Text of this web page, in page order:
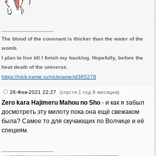
)
The blood of the covenant is thicker than the water of the
womb.
I plan to live till I finish my backlog. Hopefully, before the
heat death of the universe.
https://nick-name.ru/nickname/id365278
26-Фев-2021 22:27 (спустя 1 год 8 месяцев)
Zero kara Hajimeru Mahou no Sho - и как я забыл
досмотреть эту милоту пока она ещё свежаком
была? Самое то для скучающих по Волчице и её
специям.